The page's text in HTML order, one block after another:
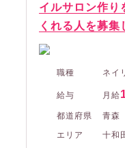
イルサロン作り
くれる人を募集
職種 ネイ
給与 月給
都道府県
青森
エリア
十和